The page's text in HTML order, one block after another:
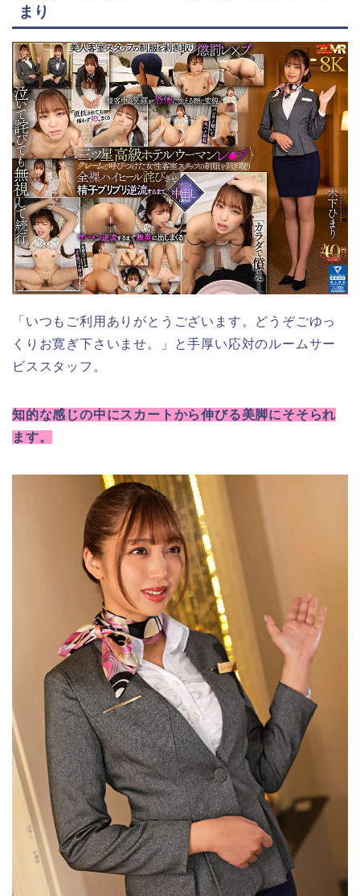
まり
「いつもご利用ありがとうございます。どうぞごゆっ
くりお寛ぎ下さいませ。」と手厚い応対のルームサー
ビススタッフ。
知的な感じの中にスカートから伸びる美脚にそそられ
ます。